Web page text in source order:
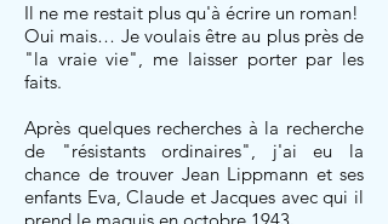
Il ne me restait plus qu'à écrire un roman!
Oui mais… Je voulais être au plus près de
"la vraie vie", me laisser porter par les
faits.
Après quelques recherches à la recherche
de "résistants ordinaires", j'ai eu la
chance de trouver Jean Lippmann et ses
enfants Eva, Claude et Jacques avec qui il